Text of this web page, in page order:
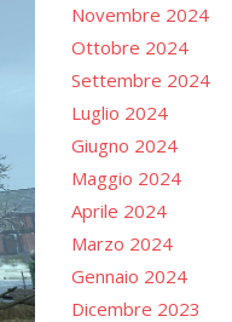
Novembre 2024
Ottobre 2024
Settembre 2024
Luglio 2024
Giugno 2024
Maggio 2024
Aprile 2024
Marzo 2024
Gennaio 2024
Dicembre 2023